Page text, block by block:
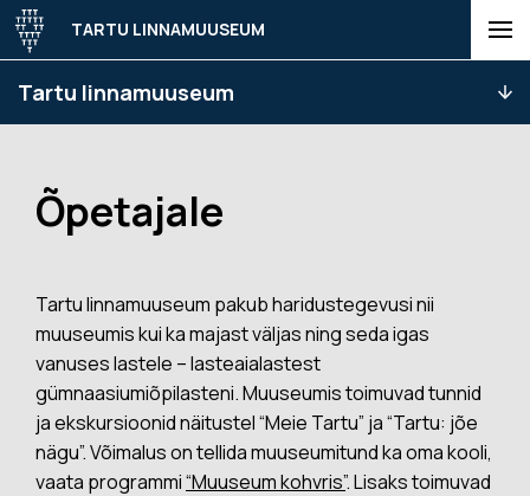
Tartu linnamuuseum
TARTU LINNAMUUSEUM
Õpetajale
Tartu linnamuuseum pakub haridustegevusi nii
muuseumis kui ka majast väljas ning seda igas
vanuses lastele – lasteaialastest
gümnaasiumiõpilasteni. Muuseumis toimuvad tunnid
ja ekskursioonid näitustel “Meie Tartu” ja “Tartu: jõe
nägu”. Võimalus on tellida muuseumitund ka oma kooli,
vaata programmi“Muuseum kohvris”. Lisaks toimuvad